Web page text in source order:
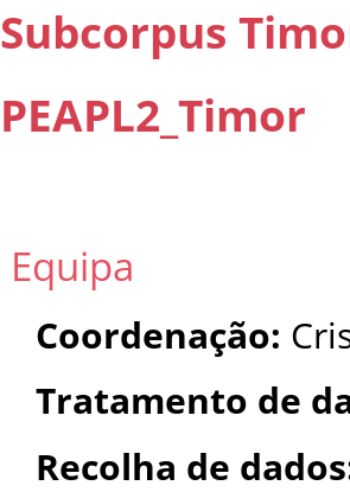
Subcorpus
PEAPL2_Timor
Equipa
Coordenação:
Tratamento de
Recolha de